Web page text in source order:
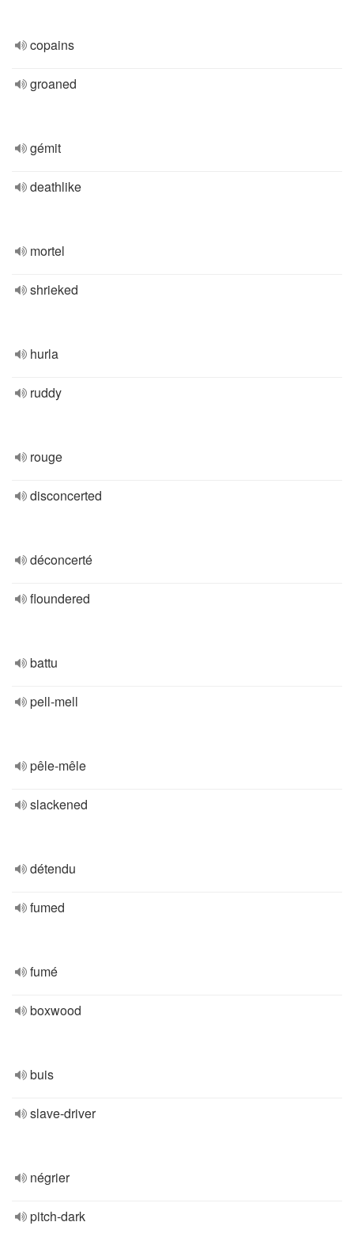
copains
groaned
gémit
deathlike
mortel
shrieked
hurla
ruddy
rouge
disconcerted
déconcerté
floundered
battu
pell-mell
pêle-mêle
slackened
détendu
fumed
fumé
boxwood
buis
slave-driver
négrier
pitch-dark